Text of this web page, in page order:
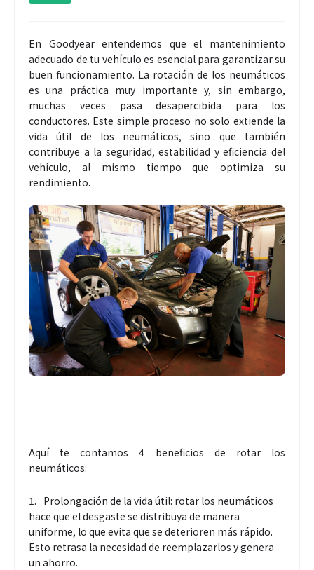
En Goodyear entendemos que el mantenimiento
adecuado de tu vehículo es esencial para garantizar su
buen funcionamiento. La rotación de los neumáticos
es una práctica muy importante y, sin embargo,
muchas veces pasa desapercibida para los
conductores. Este simple proceso no solo extiende la
vida útil de los neumáticos, sino que también
contribuye a la seguridad, estabilidad y eficiencia del
vehículo, al mismo tiempo que optimiza su
rendimiento.
Aquí te contamos 4 beneficios de rotar los
neumáticos:
Prolongación de la vida útil: rotar los neumáticos
hace que el desgaste se distribuya de manera
uniforme, lo que evita que se deterioren más rápido.
Esto retrasa la necesidad de reemplazarlos y genera
un ahorro.